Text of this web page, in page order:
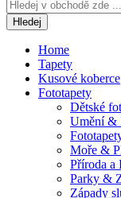
Hledej
Home
Tapety
Kusové koberce
Fototapety
Dětské
Umění &
Moře &
Příroda a
Parky &
Západy